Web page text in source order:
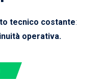
tecnico costante:
operativa.